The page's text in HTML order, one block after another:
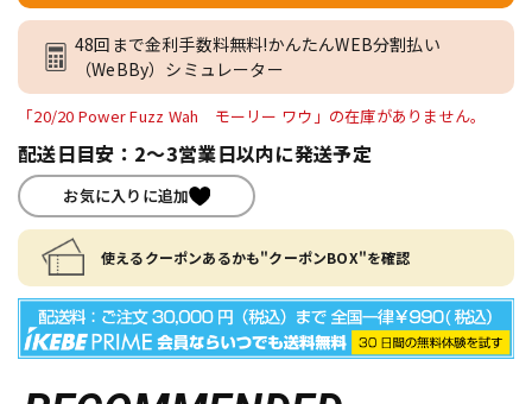
48回まで金利手数料無料!かんたんWEB分割払い
（WeBBy）シミュレーター
「20/20 Power Fuzz Wah モーリー ワウ」の在庫がありません。
配送日目安：2～3営業日以内に発送予定
お気に入りに追加
使えるクーポンあるかも"クーポンBOX"を確認